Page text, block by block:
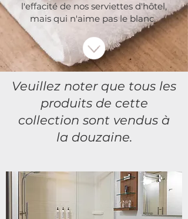
l'effacité de nos serviettes d'hôtel,
mais qui n'aime pas le blanc.
Veuillez noter que tous les
produits de cette
collection sont vendus à
la douzaine.